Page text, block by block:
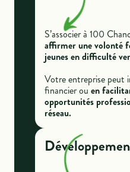
S’associer à 100
affirmer une volonté
jeunes en difficulté
Votre entreprise peut
financier ou en
opportunités
réseau.